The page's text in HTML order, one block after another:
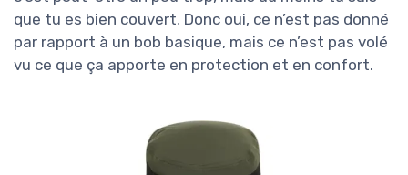
que tu es bien couvert. Donc oui, ce n’est pas donné
par rapport à un bob basique, mais ce n’est pas volé
vu ce que ça apporte en protection et en confort.